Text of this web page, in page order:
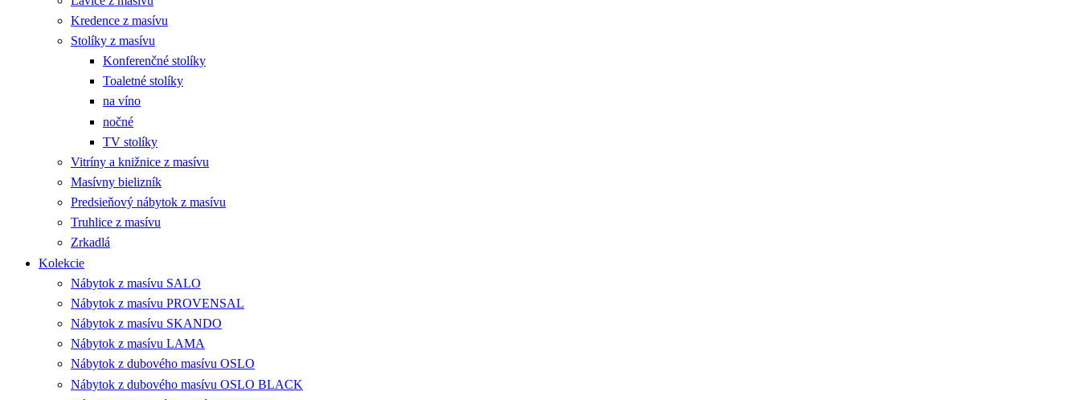
Kredence z masívu
Stolíky z masívu
Konferenčné stolíky
Toaletné stolíky
na víno
nočné
TV stolíky
Vitríny a knižnice z masívu
Masívny bielizník
Predsieňový nábytok z masívu
Truhlice z masívu
Zrkadlá
Kolekcie
Nábytok z masívu SALO
Nábytok z masívu PROVENSAL
Nábytok z masívu SKANDO
Nábytok z masívu LAMA
Nábytok z dubového masívu OSLO
Nábytok z dubového masívu OSLO BLACK